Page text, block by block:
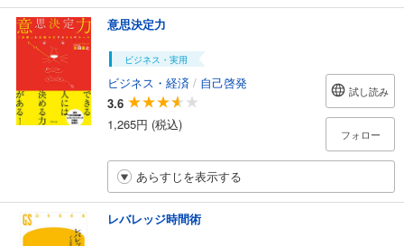
意思決定力
ビジネス・実用
ビジネス・経済 / 自己啓発
3.6
1,265円 (税込)
試し読み
フォロー
あらすじを表示する
レバレッジ時間術